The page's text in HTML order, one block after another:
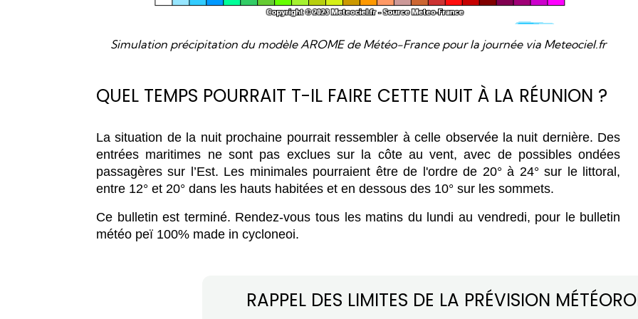
Simulation précipitation du modèle AROME de Météo-France pour la journée via Meteociel.fr
QUEL TEMPS POURRAIT T-IL FAIRE CETTE NUIT À LA RÉUNION ?
La situation de la nuit prochaine pourrait ressembler à celle observée la nuit dernière. Des
entrées maritimes ne sont pas exclues sur la côte au vent, avec de possibles ondées
passagères sur l’Est. Les minimales pourraient être de l'ordre de 20° à 24° sur le littoral,
entre 12° et 20° dans les hauts habitées et en dessous des 10° sur les sommets.
Ce bulletin est terminé. Rendez-vous tous les matins du lundi au vendredi, pour le bulletin
météo peï 100% made in cycloneoi.
RAPPEL DES LIMITES DE LA PRÉVISION